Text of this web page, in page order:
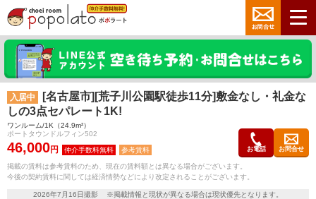
入居中
[名古屋市][荒子川公園駅徒歩11分]敷金なし・礼金な
しの3点セパレート1K!
ワンルーム/1K（24.9m²）
ポートタウンドルフィン502
46,000円 参考賃料 お電話 お問合せ
掲載の賃料は参考賃料のため、現在の賃料額とは異なる場合がございます。
今後の契約賃料に関しては経済情勢などにより改定されることがございます。
2026年7月16日撮影 ※掲載情報と現状が異なる場合は現状優先となります。